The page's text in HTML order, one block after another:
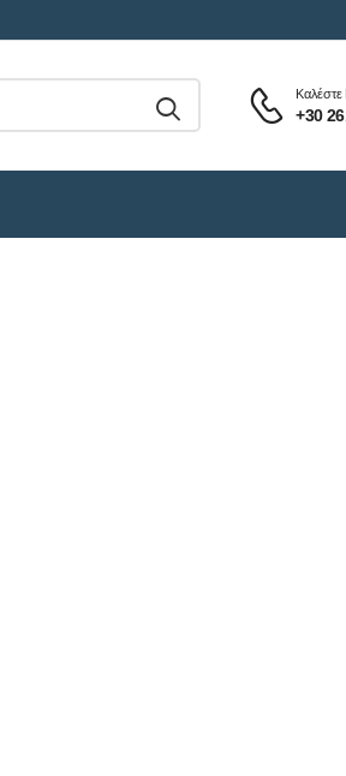
Καλέστε
+30